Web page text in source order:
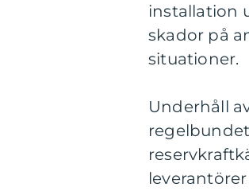
installation
skador på
situationer.
Underhåll